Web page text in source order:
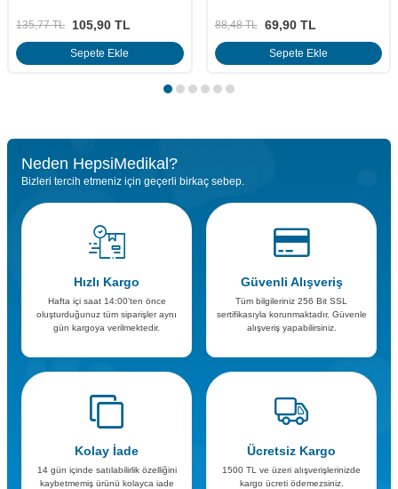
88,48TL 69,90TL
Sepete Ekle
4.148,81TL 3.650,95
Sepete Ekle
Neden HepsiMedikal?
Bizleri tercih etmeniz için geçerli birkaç sebep.
Hızlı Kargo
Hafta içi saat 14:00’ten önce
oluşturduğunuz tüm siparişler aynı
gün kargoya verilmektedir.
Güvenli Alışveriş
Tüm bilgileriniz 256 Bit SSL
sertifikasıyla korunmaktadır. Güvenle
alışveriş yapabilirsiniz.
Kolay İade
14 gün içinde satılabilirlik özelliğini
kaybetmemiş ürünü kolayca iade
Ücretsiz Kargo
1500 TL ve üzeri alışverişlerinizde
kargo ücreti ödemezsiniz.